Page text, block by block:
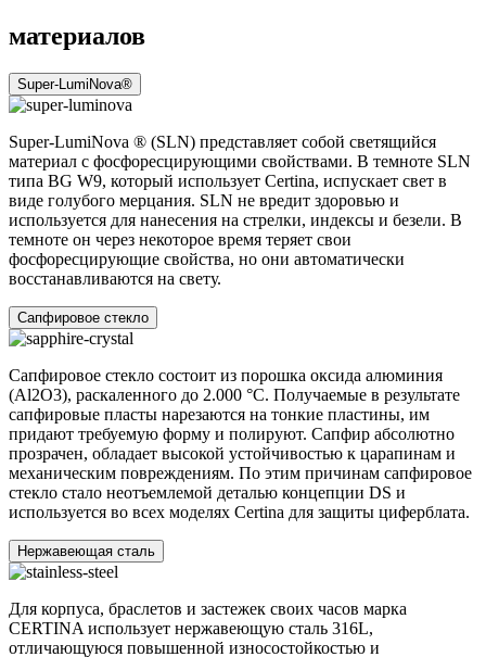
материалов
Super-LumiNova®
Super-LumiNova ® (SLN) представляет собой cветящийся
материал с фосфоресцирующими свойствами. В темноте SLN
типа BG W9, который использует Certina, испускает свет в
виде голубого мерцания. SLN не вредит здоровью и
используется для нанесения на стрелки, индексы и безели. В
темноте он через некоторое время теряет свои
фосфоресцирующие свойства, но они автоматически
восстанавливаются на свету.
Сапфировое стекло
Сапфировое стекло состоит из порошка оксида алюминия
(Al2O3), раскаленного до 2.000 °C. Получаемые в результате
сапфировые пласты нарезаются на тонкие пластины, им
придают требуемую форму и полируют. Сапфир абсолютно
прозрачен, обладает высокой устойчивостью к царапинам и
механическим повреждениям. По этим причинам сапфировое
стекло стало неотъемлемой деталью концепции DS и
используется во всех моделях Certina для защиты циферблата.
Нержавеющая сталь
Для корпуса, браслетов и застежек своих часов марка
CERTINA использует нержавеющую сталь 316L,
отличающуюся повышенной износостойкостью и